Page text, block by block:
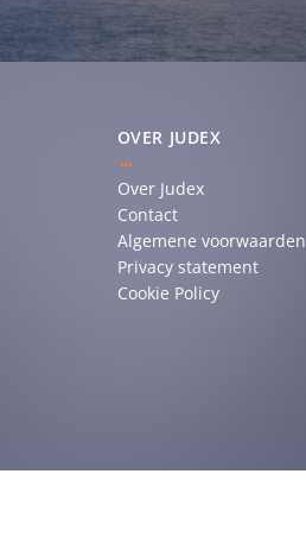
OVER JUDEX
Over Judex
Contact
Algemene voorwaarden
Privacy statement
Cookie Policy